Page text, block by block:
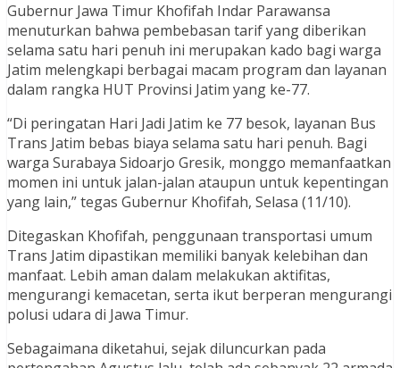
Gubernur Jawa Timur Khofifah Indar Parawansa
menuturkan bahwa pembebasan tarif yang diberikan
selama satu hari penuh ini merupakan kado bagi warga
Jatim melengkapi berbagai macam program dan layanan
dalam rangka HUT Provinsi Jatim yang ke-77.
“Di peringatan Hari Jadi Jatim ke 77 besok, layanan Bus
Trans Jatim bebas biaya selama satu hari penuh. Bagi
warga Surabaya Sidoarjo Gresik, monggo memanfaatkan
momen ini untuk jalan-jalan ataupun untuk kepentingan
yang lain,” tegas Gubernur Khofifah, Selasa (11/10).
Ditegaskan Khofifah, penggunaan transportasi umum
Trans Jatim dipastikan memiliki banyak kelebihan dan
manfaat. Lebih aman dalam melakukan aktifitas,
mengurangi kemacetan, serta ikut berperan mengurangi
polusi udara di Jawa Timur.
Sebagaimana diketahui, sejak diluncurkan pada